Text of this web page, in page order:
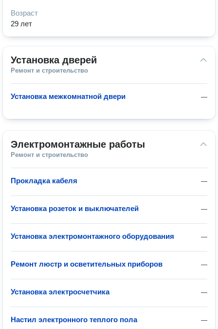
Возраст
29 лет
Установка дверей
Ремонт и строительство
—
Установка межкомнатной двери
Электромонтажные работы
Ремонт и строительство
—
Прокладка кабеля
—
Установка розеток и выключателей
—
Установка электромонтажного оборудования
—
Ремонт люстр и осветительных приборов
—
Установка электросчетчика
—
Настил электронного теплого пола